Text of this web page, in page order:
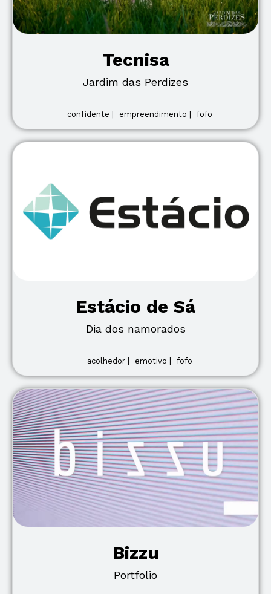
Tecnisa
Jardim das Perdizes
confidente | empreendimento | fofo
Estácio de Sá
Dia dos namorados
acolhedor | emotivo | fofo
Bizzu
Portfolio